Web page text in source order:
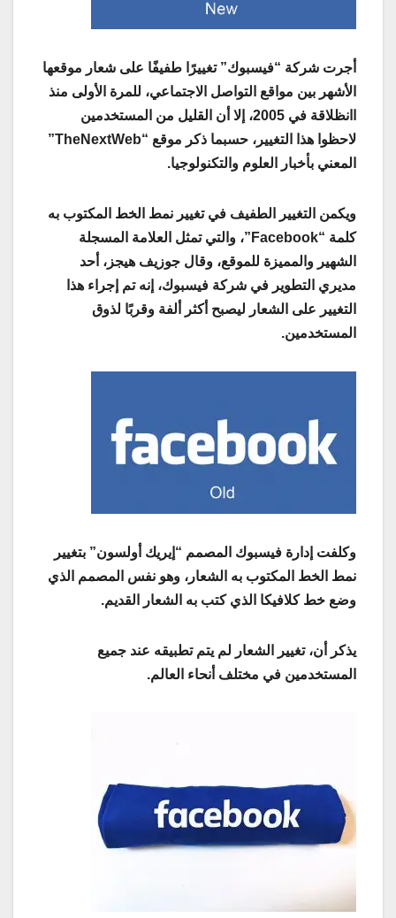
أجرت شركة “فيسبوك” تغييرًا طفيفًا على شعار موقعها
الأشهر بين مواقع التواصل الاجتماعي، للمرة الأولى منذ
اانظلاقة في 2005، إلا أن القليل من المستخدمين
لاحظوا هذا التغيير، حسبما ذكر موقع “TheNextWeb”
المعني بأخبار العلوم والتكنولوجيا.
ويكمن التغيير الطفيف في تغيير نمط الخط المكتوب به
كلمة “Facebook”، والتي تمثل العلامة المسجلة
الشهير والمميزة للموقع، وقال جوزيف هيجز، أحد
مديري التطوير في شركة فيسبوك، إنه تم إجراء هذا
التغيير على الشعار ليصبح أكثر ألفة وقربًا لذوق
المستخدمين.
وكلفت إدارة فيسبوك المصمم “إيريك أولسون” بتغيير
نمط الخط المكتوب به الشعار، وهو نفس المصمم الذي
وضع خط كلافيكا الذي كتب به الشعار القديم.
يذكر أن، تغيير الشعار لم يتم تطبيقه عند جميع
المستخدمين في مختلف أنحاء العالم.